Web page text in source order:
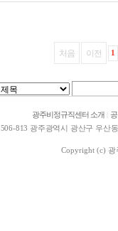
처음 이전 1
광주비정규직센터 소개
506-813 광주광역시 광산구 우산
Copyright (c) 광